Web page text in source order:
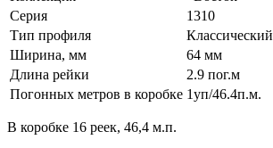
Серия
1310
Тип профиля
Классический
Ширина, мм
64 мм
Длина рейки
2.9 пог.м
Погонных метров в коробке 1уп/46.4п.м.
В коробке 16 реек, 46,4 м.п.